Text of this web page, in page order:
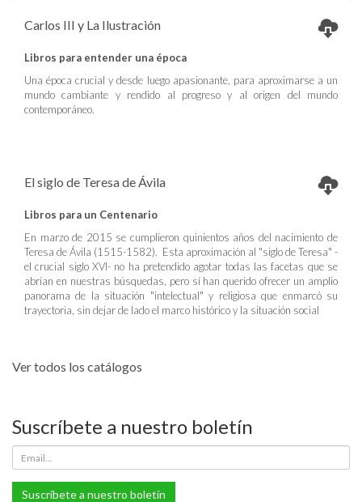
Carlos III y La Ilustración
Libros para entender una época
Una época crucial y desde luego apasionante, para aproximarse a un
mundo cambiante y rendido al progreso y al origen del mundo
contemporáneo.
El siglo de Teresa de Ávila
Libros para un Centenario
En marzo de 2015 se cumplieron quinientos años del nacimiento de
Teresa de Ávila (1515-1582). Esta aproximación al "siglo de Teresa" -
el crucial siglo XVI- no ha pretendido agotar todas las facetas que se
abrían en nuestras búsquedas, pero sí han querido ofrecer un amplio
panorama de la situación "intelectual" y religiosa que enmarcó su
trayectoria, sin dejar de lado el marco histórico y la situación social
Ver todos los catálogos
Suscríbete a nuestro boletín
Suscríbete a nuestro boletín